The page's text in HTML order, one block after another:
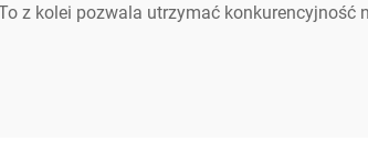
z kolei pozwala utrzymać konkurencyjność